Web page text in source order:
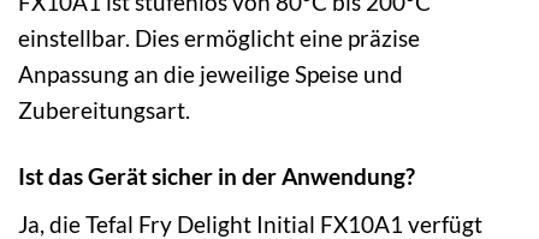
einstellbar. Dies ermöglicht eine präzise
Anpassung an die jeweilige Speise und
Zubereitungsart.
Ist das Gerät sicher in der Anwendung?
Ja, die Tefal Fry Delight Initial FX10A1 verfügt